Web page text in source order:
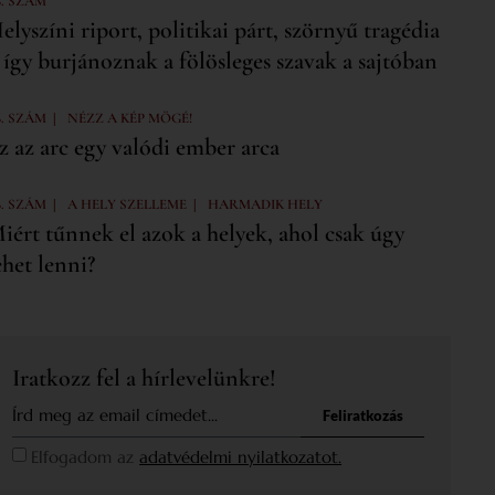
riport, politikai párt, szörnyű tragédia
burjánoznak a fölösleges szavak a sajtóban
SZÁM | NÉZZ A KÉP MÖGÉ!
az arc egy valódi ember arca
SZÁM | A HELY SZELLEME | HARMADIK HELY
tűnnek el azok a helyek, ahol csak úgy
lenni?
Iratkozz fel a hírlevelünkre!
Elfogadom az adatvédelmi nyilatkozatot.
Feliratkozás